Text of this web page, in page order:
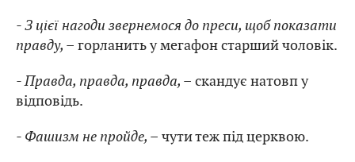
- З цієї нагоди звернемося до преси, щоб показати
правду, – горланить у мегафон старший чоловік.
- Правда, правда, правда, – скандує натовп у
відповідь.
- Фашизм не пройде, – чути теж під церквою.